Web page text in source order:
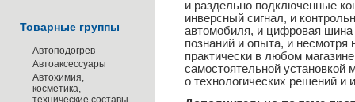
Товарные группы
Автоподогрев
Автоаксессуары
Автохимия,
косметика,
технические составы
и раздельно подключенные
инверсный сигнал, и
автомобиля, и цифровая шина
познаний и опыта, и несмотря
практически в любом
самостоятельной
о технологических решений и